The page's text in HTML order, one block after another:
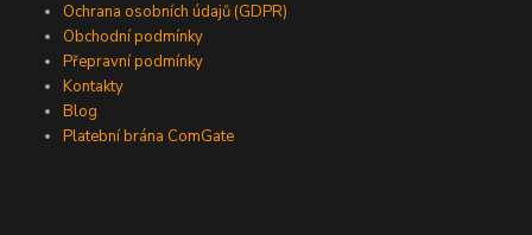
Ochrana osobních údajů (GDPR)
Obchodní podmínky
Přepravní podmínky
Kontakty
Blog
Platební brána ComGate